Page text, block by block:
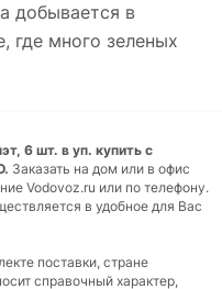
добывается в
где много зеленых
6 шт. в уп. купить с
Заказать на дом или в офис
Vodovoz.ru или по телефону.
в удобное для Вас
поставки, стране
справочный характер,